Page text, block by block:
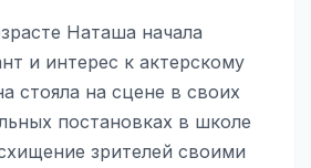
Наташа начала
и интерес к актерскому
стояла на сцене в своих
постановках в школе
зрителей своими